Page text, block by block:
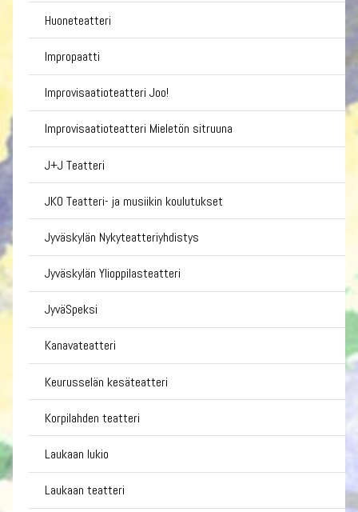
Huoneteatteri
Impropaatti
Improvisaatioteatteri Joo!
Improvisaatioteatteri Mieletön sitruuna
J+J Teatteri
JKO Teatteri- ja musiikin koulutukset
Jyväskylän Nykyteatteriyhdistys
Jyväskylän Ylioppilasteatteri
JyväSpeksi
Kanavateatteri
Keurusselän kesäteatteri
Korpilahden teatteri
Laukaan lukio
Laukaan teatteri